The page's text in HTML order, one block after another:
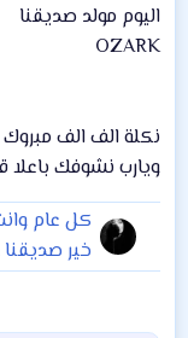
اليوم مولد صديقنا
OZARK
نكلة الف الف
ويارب نشوفك باعلا
كل عام
خير صديقنا